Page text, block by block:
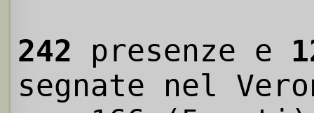
242 presenze e
segnate nel